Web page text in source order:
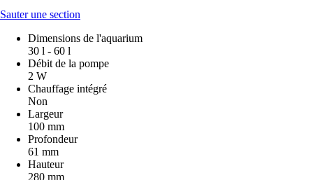
Sauter une section
Dimensions de l'aquarium
30 l - 60 l
Débit de la pompe
2 W
Chauffage intégré
Non
Largeur
100 mm
Profondeur
61 mm
Hauteur
280 mm